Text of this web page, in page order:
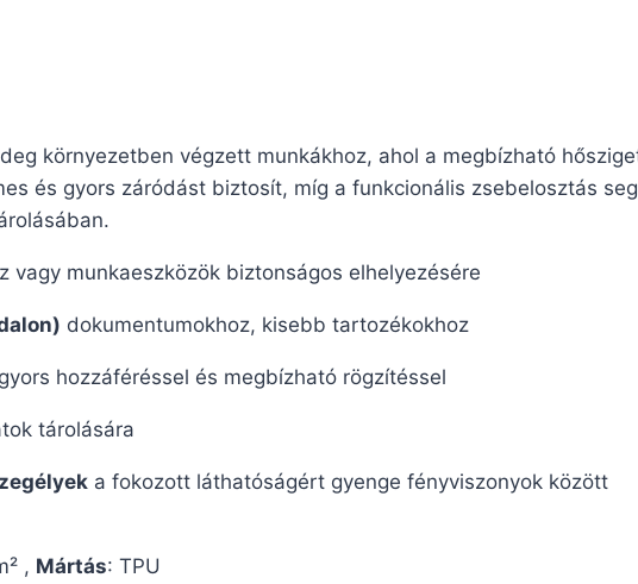
környezetben végzett munkákhoz, ahol a megbízható
és gyors záródást biztosít, míg a funkcionális zsebelosztás
vagy munkaeszközök biztonságos elhelyezésére
dokumentumokhoz, kisebb tartozékokhoz
gyors hozzáféréssel és megbízható rögzítéssel
tárolására
a fokozott láthatóságért gyenge fényviszonyok között
, Mártás: TPU